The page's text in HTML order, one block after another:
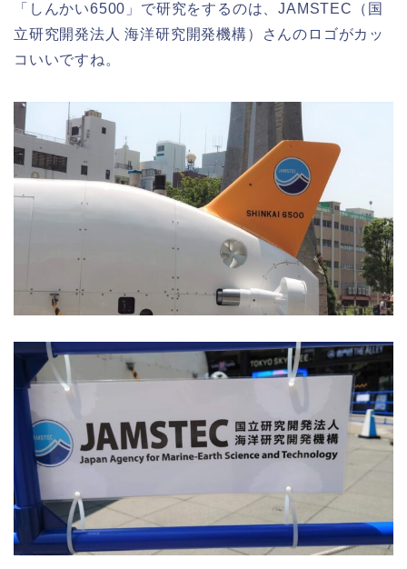
「しんかい6500」で研究をするのは、JAMSTEC（国
立研究開発法人 海洋研究開発機構）さんのロゴがカッ
コいいですね。